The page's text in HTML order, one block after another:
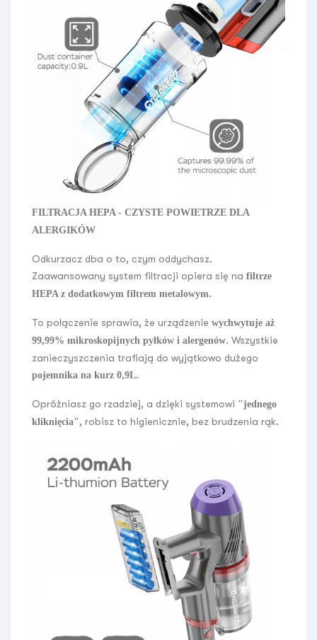
FILTRACJA HEPA - CZYSTE POWIETRZE DLA
ALERGIKÓW
Odkurzacz dba o to, czym oddychasz.
Zaawansowany system filtracji opiera się na filtrze
HEPA z dodatkowym filtrem metalowym.
To połączenie sprawia, że urządzenie wychwytuje aż
99,99% mikroskopijnych pyłków i alergenów. Wszystkie
zanieczyszczenia trafiają do wyjątkowo dużego
pojemnika na kurz 0,9L.
Opróżniasz go rzadziej, a dzięki systemowi "jednego
kliknięcia" , robisz to higienicznie, bez brudzenia rąk.